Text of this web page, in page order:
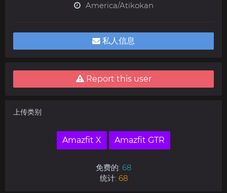
America/Atikokan
私人信息
Report this user
上传类别
Amazfit X Amazfit GTR
免费的: 68
统计: 68